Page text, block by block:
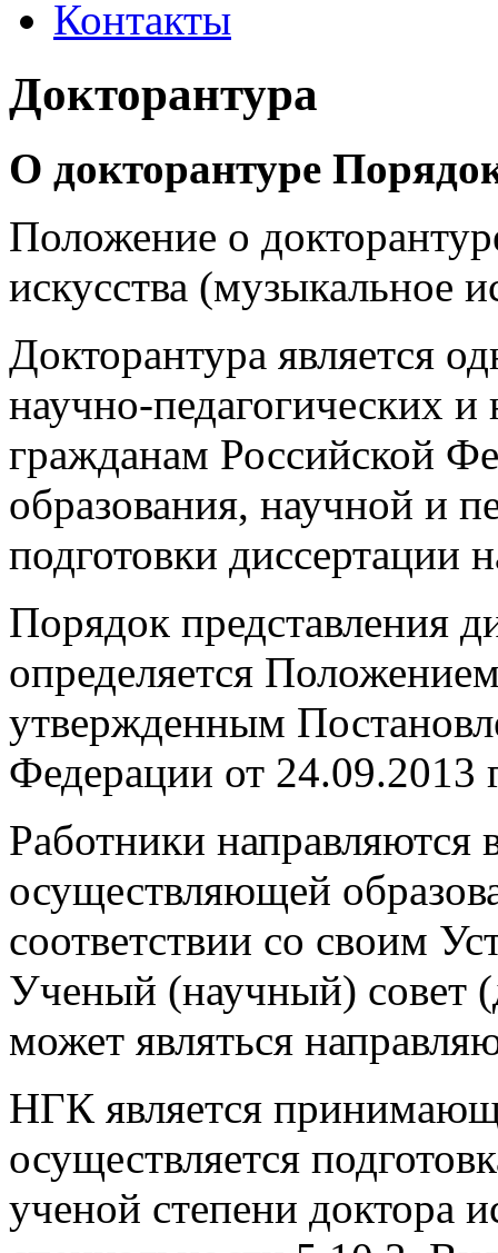
Контакты
Докторантура
О докторантуре
Положение о
искусства (музыкальное
Докторантура является
научно-педагогических
гражданам Российской
образования, научной и
подготовки диссертации
Порядок представления
определяется
утвержденным
Федерации от 24.09.2013
Работники направляются
осуществляющей
соответствии со своим
Ученый (научный) совет
может являться
НГК является
осуществляется
ученой степени доктора